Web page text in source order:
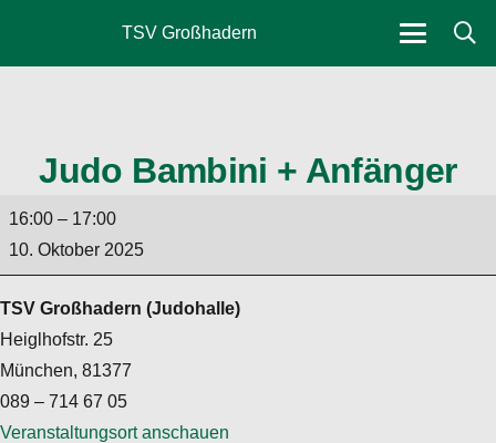
TSV Großhadern
Judo Bambini + Anfänger
Judo
Bambini
+
Anfänger
16:00 – 17:00
10. Oktober 2025
TSV Großhadern (Judohalle)
Heiglhofstr. 25
München, 81377
089 – 714 67 05
Veranstaltungsort anschauen